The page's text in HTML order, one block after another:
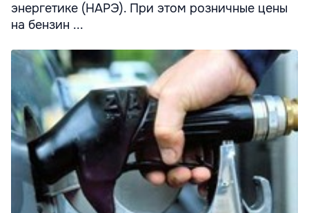
энергетике (НАРЭ). При этом розничные цены
на бензин ...